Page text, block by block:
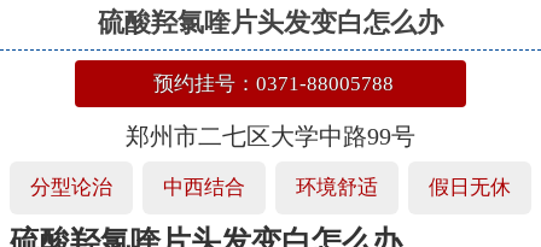
硫酸羟氯喹片头发变白怎么办
预约挂号：0371-88005788
郑州市二七区大学中路99号
分型论治 中西结合 环境舒适 假日无休